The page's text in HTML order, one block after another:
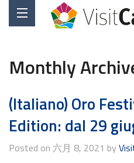
Monthly
(Italiano) Oro
Edition: dal 29
Posted on 六月 8, 2021 by